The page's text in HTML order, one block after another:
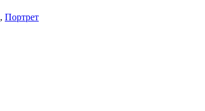
, Портрет